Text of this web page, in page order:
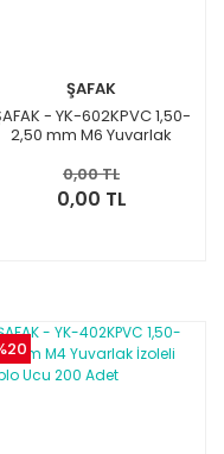
ŞAFAK
- YK-602KPVC 1,50-
2,50 mm M6 Yuvarlak
0,00 TL
0,00 TL